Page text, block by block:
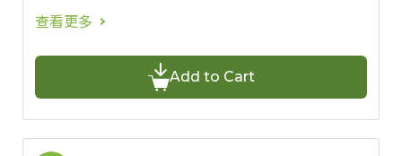
查看更多
Add to Cart